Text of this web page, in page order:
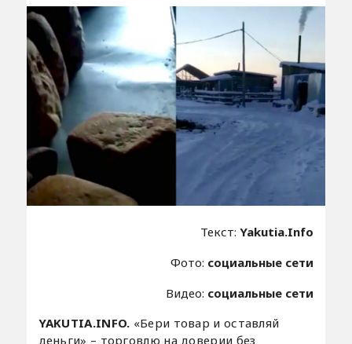
Текст:Yakutia.Info
Фото: социальные сети
Видео: социальные сети
YAKUTIA.INFO. «Бери товар и оставляй
деньги» – торговлю на доверии без